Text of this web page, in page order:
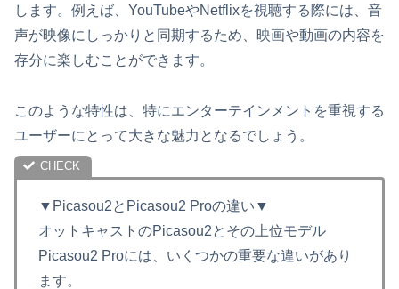
します。例えば、YouTubeやNetflixを視聴する際には、音
声が映像にしっかりと同期するため、映画や動画の内容を
存分に楽しむことができます。
このような特性は、特にエンターテインメントを重視する
ユーザーにとって大きな魅力となるでしょう。
▼Picasou2とPicasou2 Proの違い▼
オットキャストのPicasou2とその上位モデル
Picasou2 Proには、いくつかの重要な違いがあり
ます。